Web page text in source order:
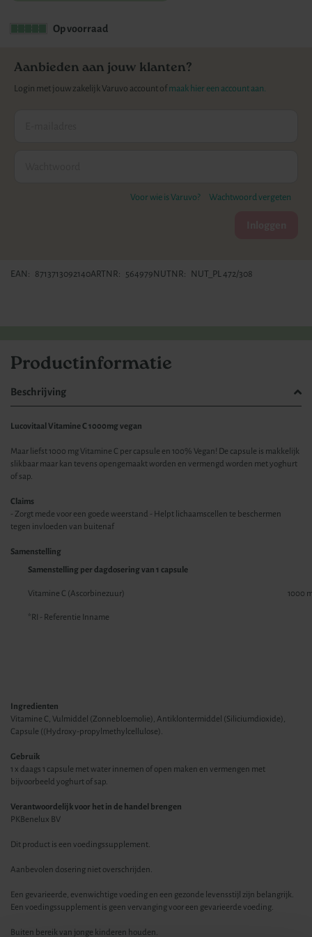
Op voorraad
Aanbieden aan jouw klanten?
Login met jouw zakelijk Varuvo account of maak hier een account aan.
Voor wie is Varuvo? Wachtwoord vergeten
EAN 8713713092140ARTNR 564979 NUTNR NUT_PL 472/308
Productinformatie
Beschrijving
Lucovitaal Vitamine C 1000mg vegan
Maar liefst 1000 mg Vitamine C per capsule en 100% Vegan! De capsule is makkelijk
slikbaar maar kan tevens opengemaakt worden en vermengd worden met yoghurt
of sap.
Claims
- Zorgt mede voor een goede weerstand - Helpt lichaamscellen te beschermen
tegen invloeden van buitenaf
Samenstelling
Samenstelling per dagdosering van 1 capsule
Vitamine C (Ascorbinezuur) 1000
*RI - Referentie Inname
Ingredienten
Vitamine C, Vulmiddel (Zonnebloemolie), Antiklontermiddel (Siliciumdioxide),
Capsule ((Hydroxy-propylmethylcellulose).
Gebruik
1 x daags 1 capsule met water innemen of open maken en vermengen met
bijvoorbeeld yoghurt of sap.
Verantwoordelijk voor het in de handel brengen
PKBenelux BV
Dit product is een voedingssupplement.
Aanbevolen dosering niet overschrijden.
Een gevarieerde, evenwichtige voeding en een gezonde levensstijl zijn belangrijk.
Een voedingssupplement is geen vervanging voor een gevarieerde voeding.
Buiten bereik van jonge kinderen houden.